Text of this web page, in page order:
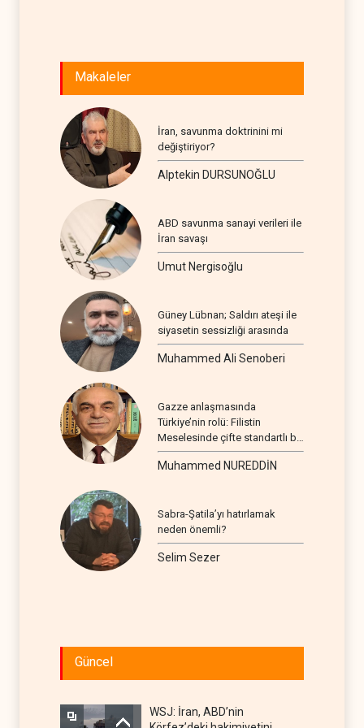
Makaleler
İran, savunma doktrinini mi
değiştiriyor?
Alptekin DURSUNOĞLU
ABD savunma sanayi verileri ile
İran savaşı
Umut Nergisoğlu
Güney Lübnan; Saldırı ateşi ile
siyasetin sessizliği arasında
Muhammed Ali Senoberi
Gazze anlaşmasında
Türkiye’nin rolü: Filistin
Meselesinde çifte standartlı bir
seyir
Muhammed NUREDDİN
Sabra-Şatila’yı hatırlamak
neden önemli?
Selim Sezer
Güncel
WSJ: İran, ABD’nin